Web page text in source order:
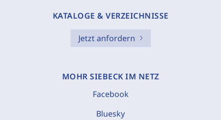
KATALOGE & VERZEICHNISSE
Jetzt anfordern
MOHR SIEBECK IM NETZ
Facebook
Bluesky